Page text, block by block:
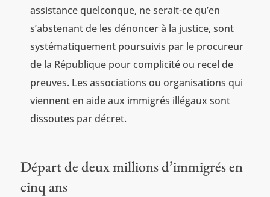
assistance quelconque, ne serait-ce qu’en
s’abstenant de les dénoncer à la justice, sont
systématiquement poursuivis par le procureur
de la République pour complicité ou recel de
preuves. Les associations ou organisations qui
viennent en aide aux immigrés illégaux sont
dissoutes par décret.
Départ de deux millions d’immigrés en
cinq ans